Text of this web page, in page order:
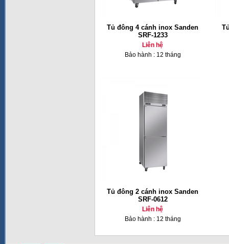
Tủ đông 4 cánh inox Sanden
SRF-1233
Liên hệ
Bảo hành : 12 tháng
Tủ đông 2 cánh inox Sanden
SRF-0612
Liên hệ
Bảo hành : 12 tháng